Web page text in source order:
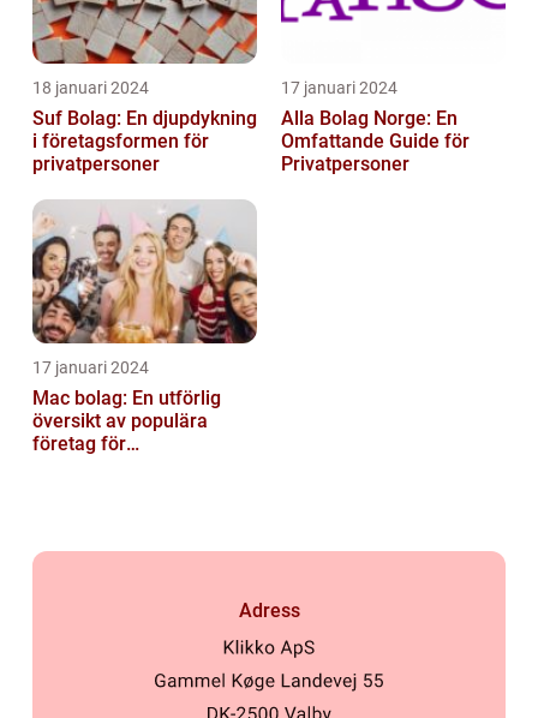
18 januari 2024
Suf Bolag: En djupdykning
i företagsformen för
privatpersoner
17 januari 2024
Alla Bolag Norge: En
Omfattande Guide för
Privatpersoner
17 januari 2024
Mac bolag: En utförlig
översikt av populära
företag för
Adress